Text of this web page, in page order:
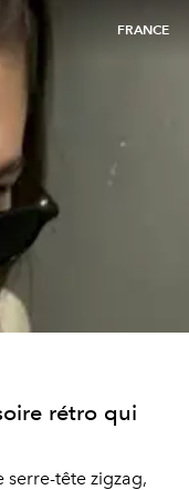
FRANCE
rétro qui
serre-tête zigzag,